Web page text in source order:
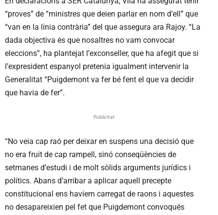
“proves” de “ministres que deien parlar en nom d’ell” que
“van en la línia contrària” del que assegura ara Rajoy. “La
dada objectiva és que nosaltres no vam convocar
eleccions”, ha plantejat l’exconseller, que ha afegit que si
l’expresident espanyol pretenia igualment intervenir la
Generalitat “Puigdemont va fer bé fent el que va decidir
que havia de fer”.
Publicitat
“No veia cap raó per deixar en suspens una decisió que
no era fruit de cap rampell, sinó conseqüències de
setmanes d’estudi i de molt sòlids arguments jurídics i
polítics. Abans d’arribar a aplicar aquell precepte
constitucional ens havíem carregat de raons i aquestes
no desapareixien pel fet que Puigdemont convoqués